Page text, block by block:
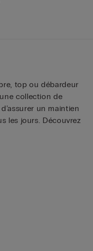
top ou débardeur
collection de
un maintien
les jours. Découvrez